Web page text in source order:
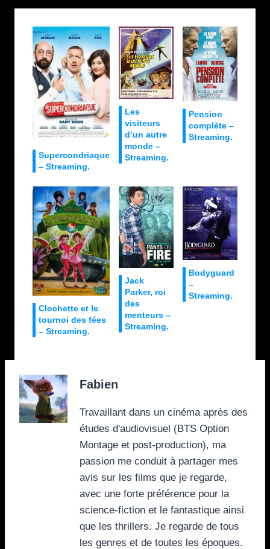
Supercondriaque
– Streaming.
Les
visiteurs
d’un autre
monde –
Streaming.
Pension
complète –
Streaming.
Clochette et le
tournoi des fées
– Streaming.
Jack
Parker, roi
des
menteurs –
Streaming.
Bodyguard
–
Streaming.
Fabien
Travaillant dans un cinéma après des
études d'audiovisuel (BTS Option
Montage et post-production), ma
passion me conduit à partager mes
avis sur les films que je regarde,
avec une forte préférence pour la
science-fiction et le fantastique ainsi
que les thrillers. Je regarde de tous
les genres et de toutes les époques.